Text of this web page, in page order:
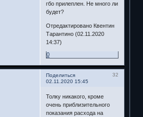
гбо прилеплен. Не много ли
будет?
Отредактировано Квентин
Тарантино (02.11.2020
14:37)
0
Поделиться
32
02.11.2020 15:45
Толку никакого, кроме
очень приблизительного
показания расхода на